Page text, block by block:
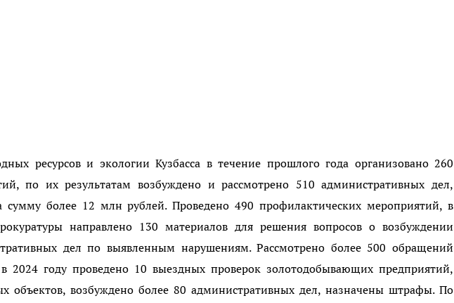
ресурсов и экологии Кузбасса в течение прошлого года организовано 260
по их результатам возбуждено и рассмотрено 510 административных дел,
более 12 млн рублей. Проведено 490 профилактических мероприятий, в
направлено 130 материалов для решения вопросов о возбуждении
дел по выявленным нарушениям. Рассмотрено более 500 обращений
2024 году проведено 10 выездных проверок золотодобывающих предприятий,
объектов, возбуждено более 80 административных дел, назначены штрафы. По